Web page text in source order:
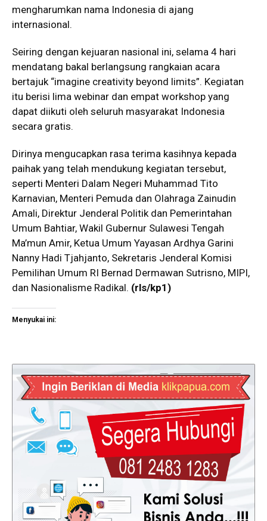
mengharumkan nama Indonesia di ajang
internasional.
Seiring dengan kejuaran nasional ini, selama 4 hari
mendatang bakal berlangsung rangkaian acara
bertajuk “imagine creativity beyond limits”. Kegiatan
itu berisi lima webinar dan empat workshop yang
dapat diikuti oleh seluruh masyarakat Indonesia
secara gratis.
Dirinya mengucapkan rasa terima kasihnya kepada
paihak yang telah mendukung kegiatan tersebut,
seperti Menteri Dalam Negeri Muhammad Tito
Karnavian, Menteri Pemuda dan Olahraga Zainudin
Amali, Direktur Jenderal Politik dan Pemerintahan
Umum Bahtiar, Wakil Gubernur Sulawesi Tengah
Ma’mun Amir, Ketua Umum Yayasan Ardhya Garini
Nanny Hadi Tjahjanto, Sekretaris Jenderal Komisi
Pemilihan Umum RI Bernad Dermawan Sutrisno, MIPI,
dan Nasionalisme Radikal. (rls/kp1)
Menyukai ini: